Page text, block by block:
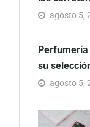
agosto 5,
su
agosto 5,